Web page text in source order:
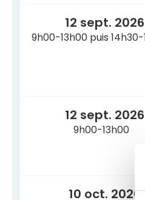
12 sept. 2026
9h00-13h00 puis
12 sept. 2026
9h00-13h00
10 oct. 2026